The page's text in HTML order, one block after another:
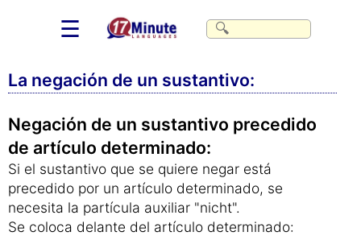
☰
La negación de un sustantivo:
Negación de un sustantivo precedido
de artículo determinado:
Si el sustantivo que se quiere negar está
precedido por un artículo determinado, se
necesita la partícula auxiliar "nicht".
Se coloca delante del artículo determinado: